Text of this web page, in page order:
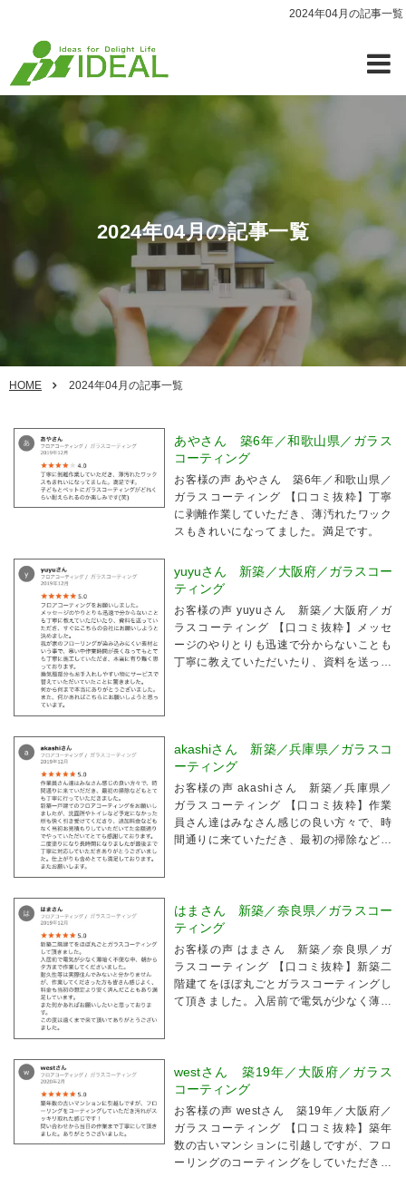
2024年04月の記事一覧
2024年04月の記事一覧
HOME 2024年04月の記事一覧
あやさん 築6年／和歌山県／ガラス
コーティング
お客様の声 あやさん 築6年／和歌山県／
ガラスコーティング 【口コミ抜粋】丁寧
に剥離作業していただき、薄汚れたワック
スもきれいになってました。満足です。
yuyuさん 新築／大阪府／ガラスコー
ティング
お客様の声 yuyuさん 新築／大阪府／ガ
ラスコーティング 【口コミ抜粋】メッセ
ージのやりとりも迅速で分からないことも
丁寧に教えていただいたり、資料を送って
akashiさん 新築／兵庫県／ガラスコ
ーティング
お客様の声 akashiさん 新築／兵庫県／
ガラスコーティング 【口コミ抜粋】作業
員さん達はみなさん感じの良い方々で、時
間通りに来ていただき、最初の掃除なども
はまさん 新築／奈良県／ガラスコー
ティング
お客様の声 はまさん 新築／奈良県／ガ
ラスコーティング 【口コミ抜粋】新築二
階建てをほぼ丸ごとガラスコーティングし
て頂きました。入居前で電気が少なく薄暗
westさん 築19年／大阪府／ガラス
コーティング
お客様の声 westさん 築19年／大阪府／
ガラスコーティング 【口コミ抜粋】築年
数の古いマンションに引越しですが、フロ
ーリングのコーティングをしていただき汚